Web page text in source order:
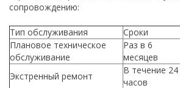
сопровождению:
Тип обслуживания Сроки
Плановое техническое
обслуживание
Раз в 6
месяцев
Экстренный ремонт
В течение 24
часов